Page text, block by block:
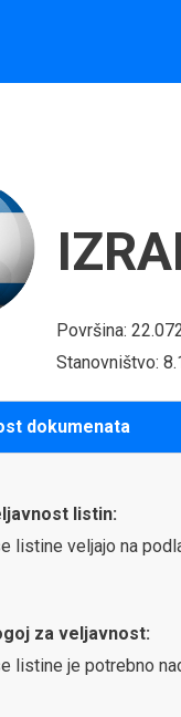
Površina:
Stanovništvo:
dokumenata
listin:
listine veljajo na
za veljavnost:
listine je potrebno